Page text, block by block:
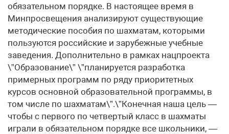
обязательном порядке. В настоящее время в
Минпросвещения анализируют существующие
методические пособия по шахматам, которыми
пользуются российские и зарубежные учебные
заведения. Дополнительно в рамках нацпроекта
\”Образование\” \”планируется разработка
примерных программ по ряду приоритетных
курсов основной образовательной программы, в
том числе по шахматам\”.\”Конечная наша цель —
чтобы с первого по четвертый класс в шахматы
играли в обязательном порядке все школьники, —